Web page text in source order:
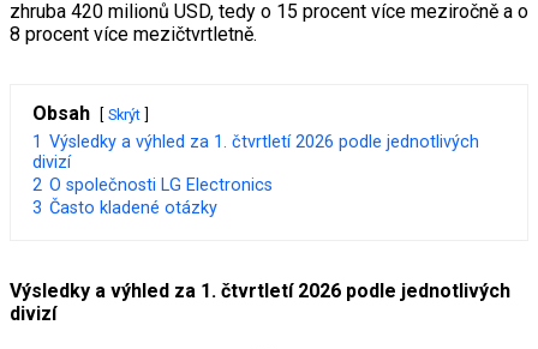
zhruba 420 milionů USD, tedy o 15 procent více meziročně a o
8 procent více mezičtvrtletně.
Obsah Skrýt
1 Výsledky a výhled za 1. čtvrtletí 2026 podle jednotlivých
divizí
2 O společnosti LG Electronics
3 Často kladené otázky
Výsledky a výhled za 1. čtvrtletí 2026 podle jednotlivých
divizí